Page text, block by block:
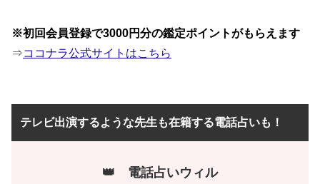
※初回会員登録で3000円分の鑑定ポイントがもらえます
⇒ココナラ公式サイトはこちら
テレビ出演するような先生も在籍する電話占いも！
👑 電話占いウィル